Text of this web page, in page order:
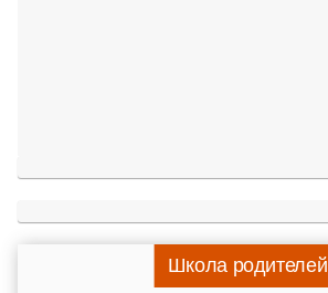
Школа родителей